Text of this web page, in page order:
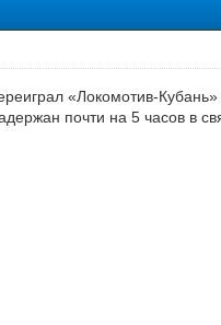
«Локомотив-
почти на 5 часов в